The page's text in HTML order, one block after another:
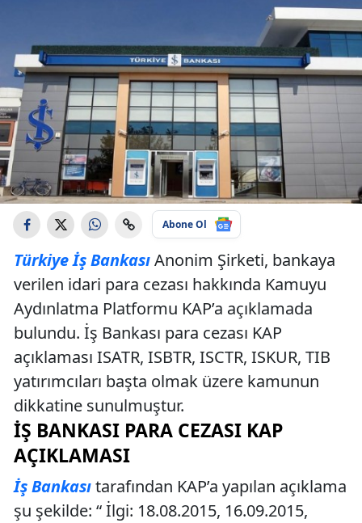
Abone Ol
Türkiye İş BankasıAnonim Şirketi, bankaya
verilen idari para cezası hakkında Kamuyu
Aydınlatma Platformu KAP’a açıklamada
bulundu. İş Bankası para cezası KAP
açıklaması ISATR, ISBTR, ISCTR, ISKUR, TIB
yatırımcıları başta olmak üzere kamunun
dikkatine sunulmuştur.
İŞ BANKASI PARA CEZASI KAP
AÇIKLAMASI
İş Bankasıtarafından KAP’a yapılan açıklama
şu şekilde: “ İlgi: 18.08.2015, 16.09.2015,